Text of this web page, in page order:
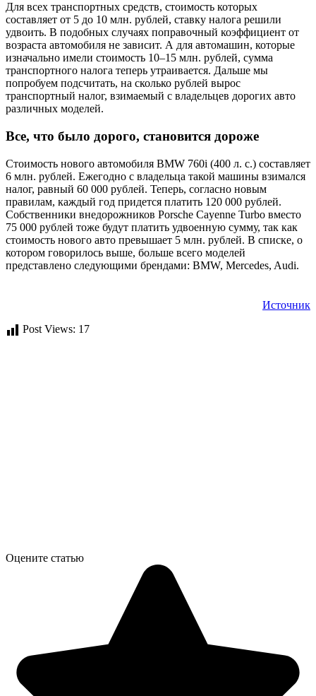
Для всех транспортных средств, стоимость которых
составляет от 5 до 10 млн. рублей, ставку налога решили
удвоить. В подобных случаях поправочный коэффициент от
возраста автомобиля не зависит. А для автомашин, которые
изначально имели стоимость 10–15 млн. рублей, сумма
транспортного налога теперь утраивается. Дальше мы
попробуем подсчитать, на сколько рублей вырос
транспортный налог, взимаемый с владельцев дорогих авто
различных моделей.
Все, что было дорого, становится дороже
Стоимость нового автомобиля BMW 760i (400 л. с.) составляет
6 млн. рублей. Ежегодно с владельца такой машины взимался
налог, равный 60 000 рублей. Теперь, согласно новым
правилам, каждый год придется платить 120 000 рублей.
Собственники внедорожников Porsche Cayenne Turbo вместо
75 000 рублей тоже будут платить удвоенную сумму, так как
стоимость нового авто превышает 5 млн. рублей. В списке, о
котором говорилось выше, больше всего моделей
представлено следующими брендами: BMW, Mercedes, Audi.
Источник
Post Views: 17
Оцените статью